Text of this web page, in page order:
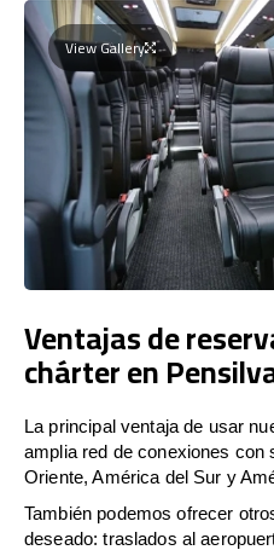
View Gallery
Ventajas de
chárter en
La principal ventaja de usar
amplia red de conexiones con
Oriente, América del Sur y
También podemos ofrecer
deseado: traslados al